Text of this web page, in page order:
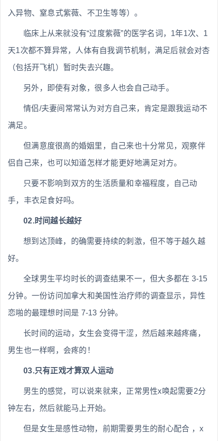
入异物、窒息式紫薇、不卫生等等）。
临床上从来就没有“过度紫薇”的医学名词，1年1次、1
天1次都不算异常，人体有自我调节机制，满足后就会对杏
（包括开飞机）暂时失去兴趣。
另外，即使有对象，很多人也会自己动手。
情侣/夫妻间常常认为对方自己来，肯定是跟我运动不
满足。
但满意度很高的婚姻里，自己来也十分常见，观察伴
侣自己来，也可以知道怎样才能更好地满足对方。
只要不影响到双方的生活质量和幸福程度，自己动
手，丰衣足食好吗。
02.时间越长越好
想到达顶峰，的确需要持续的刺激，但不等于越久越
好。
全球男生平均时长的调查结果不一，但大多都在 3-15
分钟。一份访问加拿大和美国性治疗师的调查显示，异性
恋啪的最理想时间是 7-13 分钟。
长时间的运动，女生会变得干涩，然后越来越疼痛，
男生也一样啊，会疼的！
03.只有正戏才算双人运动
男生的感觉，可以说来就来，正常男性x唤起需要2分
钟左右，然后就能马上开始。
但是女生是感性动物，前期需要男生的耐心配合 ，x